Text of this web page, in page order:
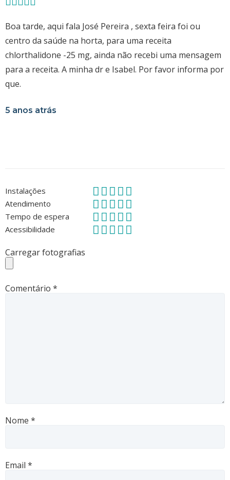
Boa tarde, aqui fala José Pereira , sexta feira foi ou
centro da saúde na horta, para uma receita
chlorthalidone -25 mg, ainda não recebi uma mensagem
para a receita. A minha dr e Isabel. Por favor informa por
que.
5 anos atrás
Instalações
Atendimento
Tempo de espera
Acessibilidade
Carregar fotografias
Comentário *
Nome *
Email *